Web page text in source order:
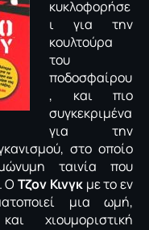
κυκλοφορήσε
ι για την
κουλτούρα
του
ποδοσφαίρου
, και πιο
συγκεκριμένα
για την
στο οποίο
ταινία που
Ο Τζον Κινγκμε το εν
μια ωμή,
χιουμοριστική